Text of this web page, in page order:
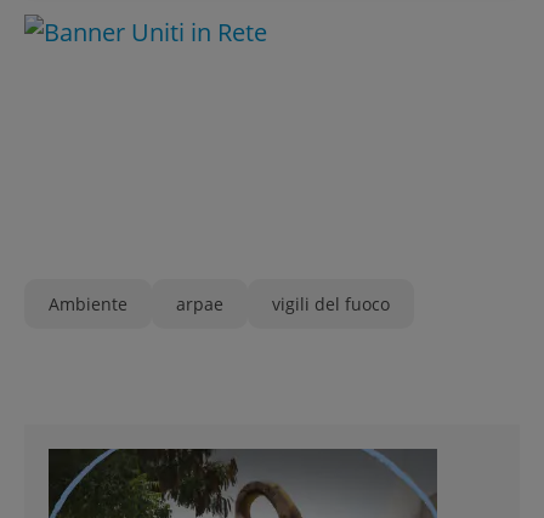
Ambiente arpae vigili del fuoco